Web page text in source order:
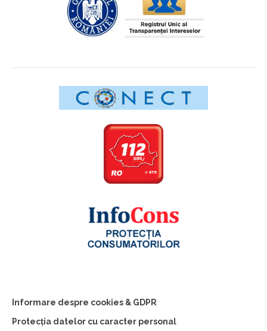
Informare despre cookies & GDPR
Protecția datelor cu caracter personal